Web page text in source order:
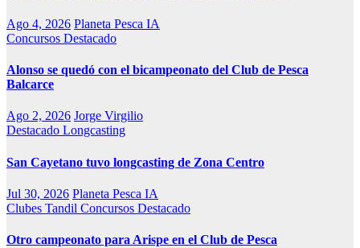
Ago 4, 2026 Planeta Pesca IA
Concursos Destacado
Alonso se quedó con el bicampeonato del Club de Pesca
Balcarce
Ago 2, 2026 Jorge Virgilio
Destacado Longcasting
San Cayetano tuvo longcasting de Zona Centro
Jul 30, 2026 Planeta Pesca IA
Clubes Tandil Concursos Destacado
Otro campeonato para Arispe en el Club de Pesca